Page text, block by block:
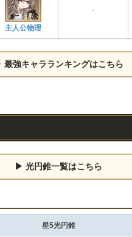
主人公物理
-
最強キャラランキングはこちら
光円錐一覧はこちら
星5光円錐